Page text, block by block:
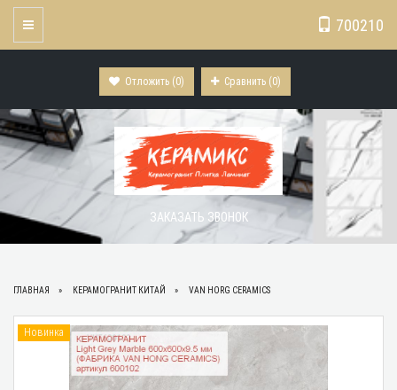
Отложить (0) Сравнить (0)
ЗАКАЗАТЬ ЗВОНОК
700210
Toggle Navigation
ГЛАВНАЯ КЕРАМОГРАНИТ КИТАЙ VAN HORG CERAMICS
Новинка